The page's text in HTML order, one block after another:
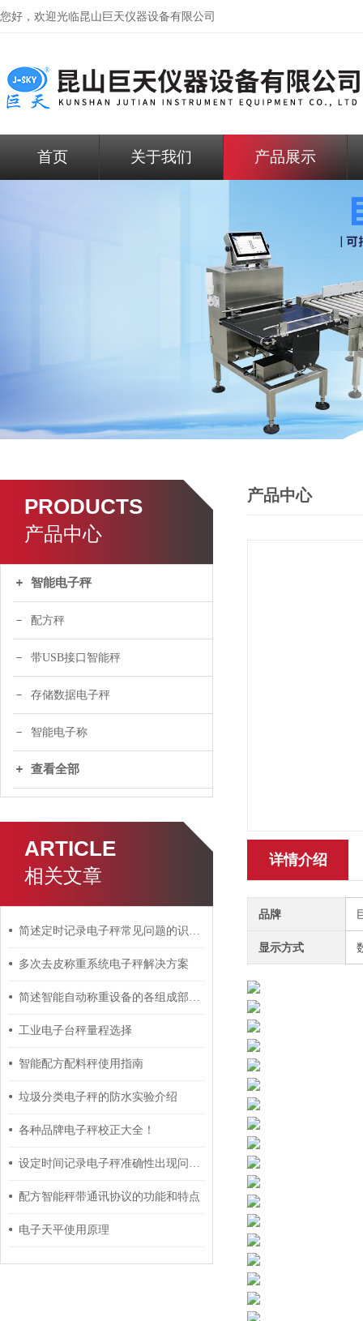
您好，欢迎光临昆山巨天仪器设备有限公司
首页 关于我们 产品展示
PRODUCTS
产品中心
智能电子秤
配方秤
带USB接口智能秤
存储数据电子秤
智能电子称
查看全部
ARTICLE
相关文章
简述定时记录电子秤常见问题的识别与解决方法
多次去皮称重系统电子秤解决方案
简述智能自动称重设备的各组成部件功能特点
工业电子台秤量程选择
智能配方配料秤使用指南
垃圾分类电子秤的防水实验介绍
各种品牌电子秤校正大全！
设定时间记录电子秤准确性出现问题的原因及保养方法介绍
配方智能秤带通讯协议的功能和特点
电子天平使用原理
产品中心
详情介绍
品牌
显示方式